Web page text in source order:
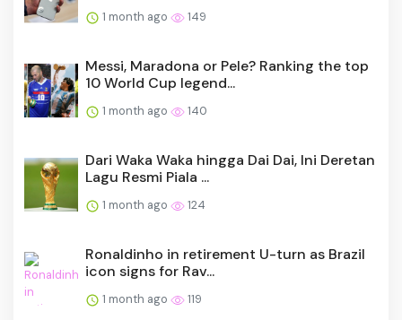
1 month ago 149
Messi, Maradona or Pele? Ranking the top
10 World Cup legend...
1 month ago 140
Dari Waka Waka hingga Dai Dai, Ini Deretan
Lagu Resmi Piala ...
1 month ago 124
Ronaldinho in retirement U-turn as Brazil
icon signs for Rav...
1 month ago 119